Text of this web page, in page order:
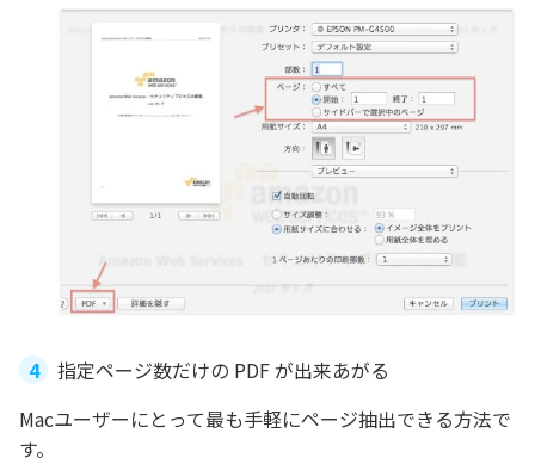
指定ページ数だけの PDF が出来あがる
Macユーザーにとって最も手軽にページ抽出できる方法で
す。